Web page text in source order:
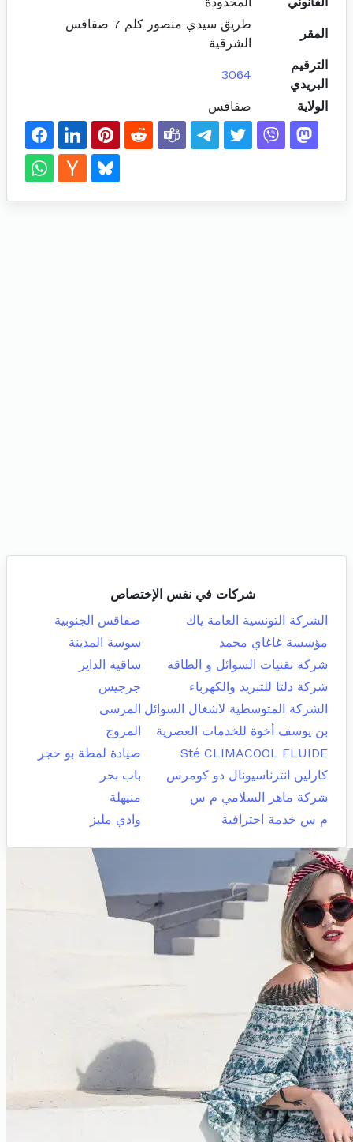
المقر
طريق سيدي منصور كلم 7 صفاقس
الشرقية
الترقيم
البريدي
3064
الولاية صفاقس
شركات في نفس الإختصاص
الشركة التونسية العامة ياك
صفاقس الجنوبية
مؤسسة غاغاي محمد
سوسة المدينة
شركة تقنيات السوائل و الطاقة
ساقية الداير
شركة دلتا للتبريد والكهرباء
جرجيس
الشركة المتوسطية لاشغال السوائل المرسى
بن يوسف أخوة للخدمات العصرية
المروج
Sté CLIMACOOL FLUIDE
صيادة لمطة بو حجر
كارلين انترناسيونال دو كومرس
باب بحر
شركة ماهر السلامي م س
منيهلة
م س خدمة احترافية
وادي مليز